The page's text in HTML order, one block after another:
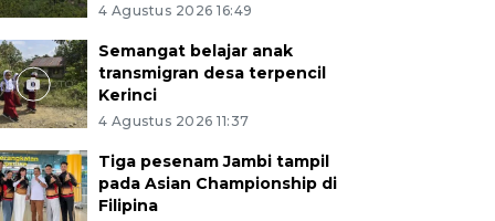
4 Agustus 2026 16:49
Semangat belajar anak
transmigran desa terpencil
Kerinci
4 Agustus 2026 11:37
Tiga pesenam Jambi tampil
pada Asian Championship di
Filipina